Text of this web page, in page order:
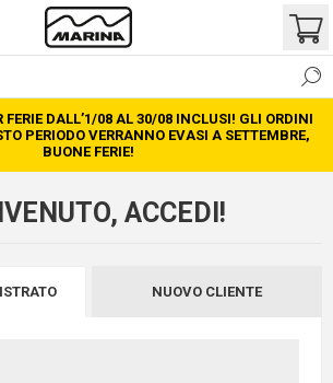
FERIE DALL’1/08 AL 30/08 INCLUSI! GLI ORDINI
PERIODO VERRANNO EVASI A SETTEMBRE,
BUONE FERIE!
ACCEDI!
NUOVO CLIENTE